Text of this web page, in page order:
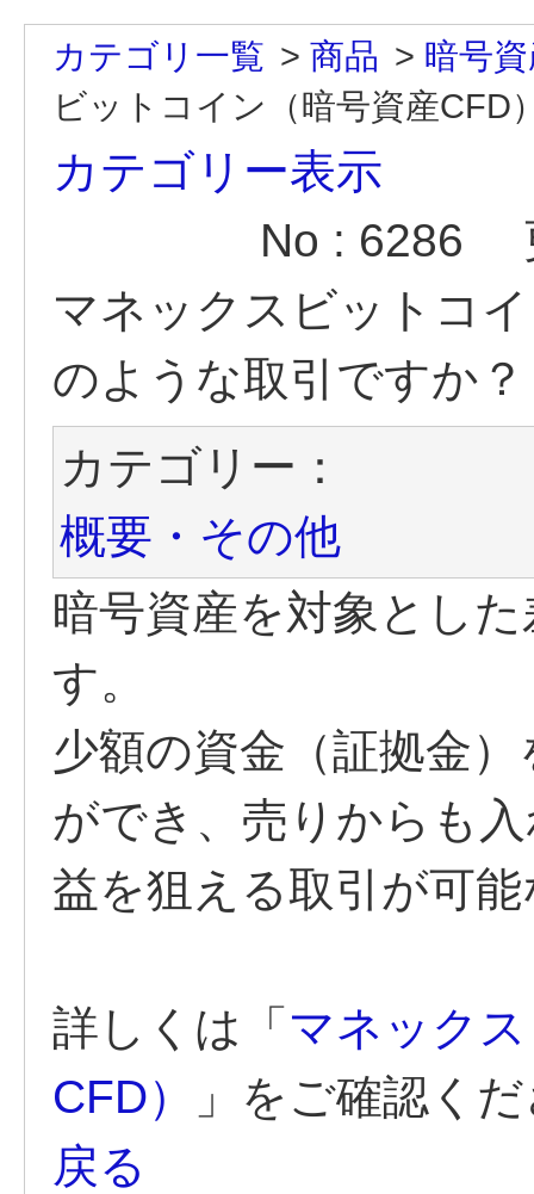
カテゴリ一覧 > 商品 > 暗号
ビットコイン（暗号資産CFD
カテゴリー表示
No : 6286
マネックスビットコ
のような取引ですか？
カテゴリー：
概要・その他
暗号資産を対象とし
す。
少額の資金（証拠金
ができ、売りからも
益を狙える取引が可
詳しくは「 マネック
CFD）
」をご確認く
戻る